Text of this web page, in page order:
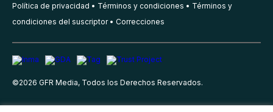
Política de privacidad Términos y condiciones
Términos y
condiciones del suscriptor
Correcciones
©2026 GFR Media, Todos los Derechos Reservados.